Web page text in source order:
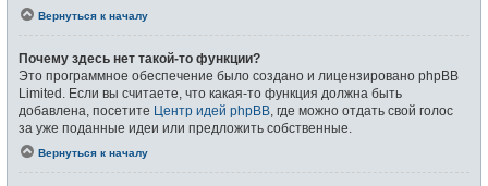
Вернуться к началу
Почему здесь нет такой-то функции?
Это программное обеспечение было создано и лицензировано phpBB
Limited. Если вы считаете, что какая-то функция должна быть
добавлена, посетите Центр идей phpBB , где можно отдать свой голос
за уже поданные идеи или предложить собственные.
Вернуться к началу